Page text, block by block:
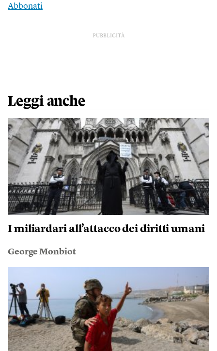
Abbonati
PUBBLICITÀ
Leggi anche
I miliardari all’attacco dei diritti umani
George Monbiot